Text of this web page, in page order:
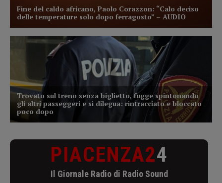
PIACENZA24
Il Giornale Radio di Radio Sound